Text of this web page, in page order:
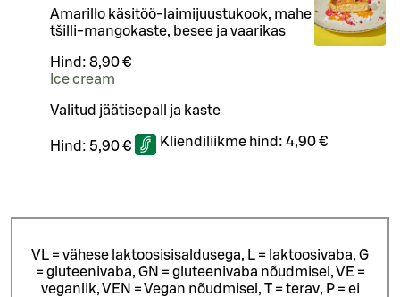
Amarillo käsitöö-laimijuustukook, mahe
tšilli-mangokaste, besee ja vaarikas
Hind: 8,90 €
Ice cream
Valitud jäätisepall ja kaste
Hind: 5,90 € Kliendiliikme hind: 4,90 €
VL = vähese laktoosisisaldusega, L = laktoosivaba, G
= gluteenivaba, GN = gluteenivaba nõudmisel, VE =
veganlik, VEN = Vegan nõudmisel, T = terav, P = ei